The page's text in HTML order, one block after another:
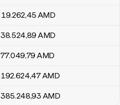
19.262,45 AMD
38.524,89 AMD
77.049,79 AMD
192.624,47AMD
385.248,93 AMD